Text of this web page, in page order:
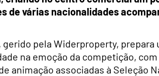
de várias nacionalidades
pela Widerproperty, prepara
na emoção da competição,
animação associadas à Seleção